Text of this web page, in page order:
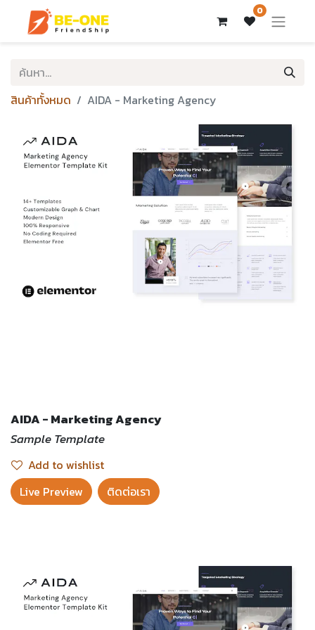
0
สินค้าทั้งหมด AIDA - Marketing Agency
AIDA - Marketing Agency
Sample Template
Add to wishlist
Live Preview​
ติดต่อเรา